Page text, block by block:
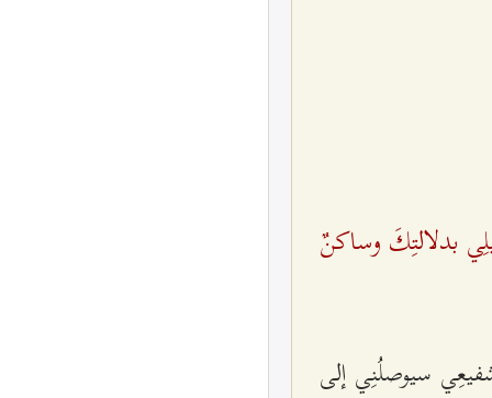
بدلالتِكَ وساكنٌ
سيوصلُنِي إلى